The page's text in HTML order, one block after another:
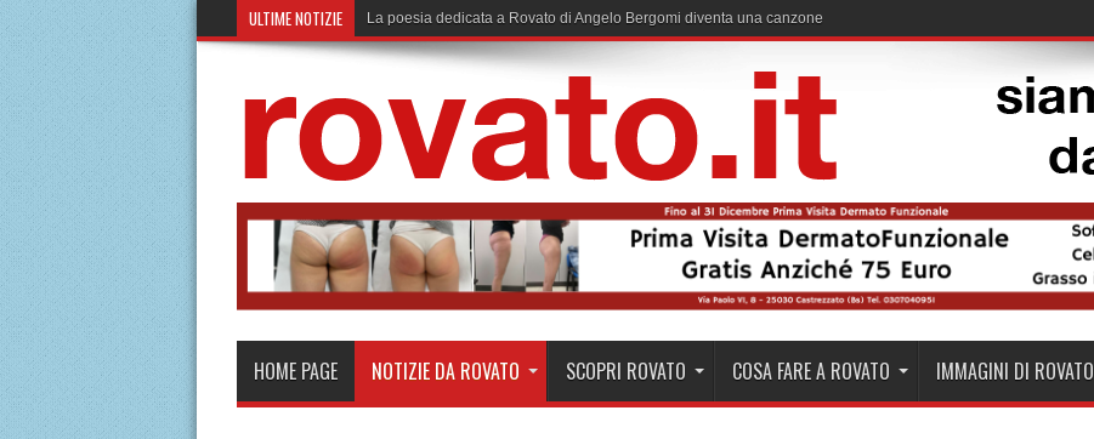
ULTIME NOTIZIE Enercom investe in un bambuseto a Rovato: 7,6 ettari per assorbire fino a 37mila tonnellate di CO₂
HOME PAGE NOTIZIE DA ROVATO SCOPRI ROVATO COSA FARE A ROVATO IMMAGINI DI ROVATO